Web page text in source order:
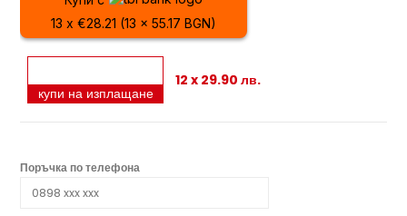
13 x €28.21 (13 x 55.17 BGN)
купи на изплащане
12 x 29.90 лв.
Поръчка по телефона